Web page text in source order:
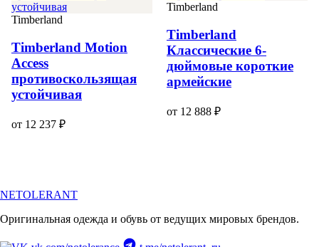
Timberland
Timberland Motion
Access
противоскользящая
устойчивая
от 12 237 ₽
Timberland
Timberland
Классические 6-
дюймовые короткие
армейские
от 12 888 ₽
NETOLERANT
Оригинальная одежда и обувь от ведущих мировых брендов.